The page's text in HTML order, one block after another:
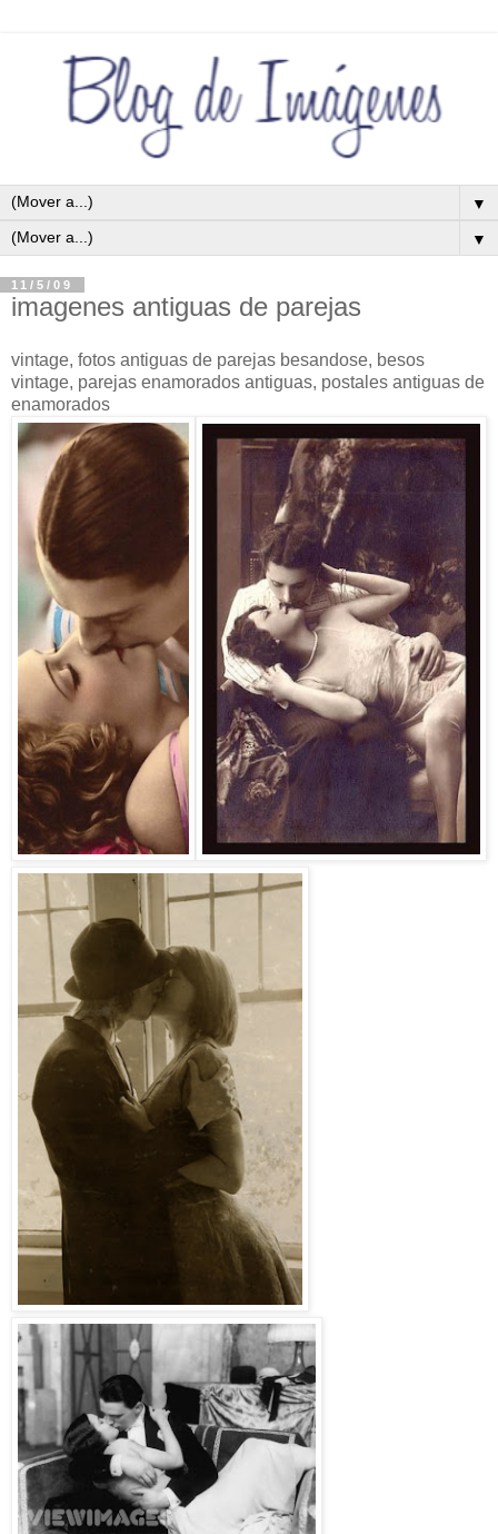
▼
▼
11/5/09
imagenes antiguas de parejas
vintage, fotos antiguas de parejas besandose, besos
vintage, parejas enamorados antiguas, postales antiguas de
enamorados